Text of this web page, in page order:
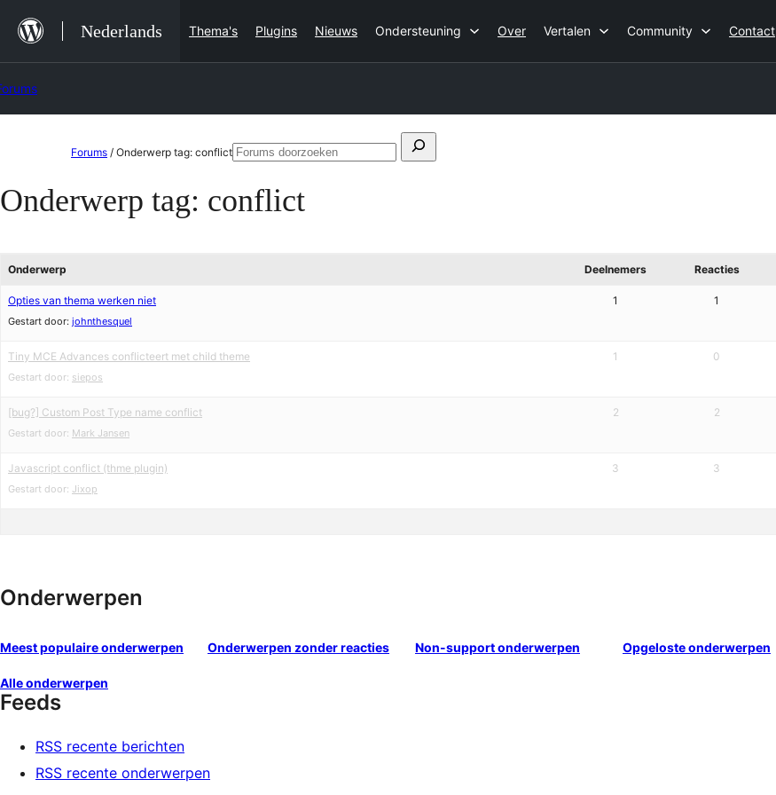
naar
de
inhoud
Nederlands Thema's Plugins Nieuws Ondersteuning Over Vertalen Community Contact
de
Forums / Onderwerp tag: conflictZoeken
Forums
Onderwerp tag: conflict
Onderwerp Deelnemers Reacties
Opties van thema werken niet
Gestart door: johnthesquel
1 1
Tiny MCE Advances conflicteert met child theme
Gestart door: siepos
1 0
[bug?] Custom Post Type name conflict
Gestart door: Mark Jansen
2 2
Javascript conflict (thme plugin)
Gestart door: Jixop
3 3
Onderwerpen
Meest populaire onderwerpen Onderwerpen zonder reacties Non-support onderwerpen Opgeloste onderwerpen
Alle onderwerpen
Feeds
RSS recente berichten
RSS recente onderwerpen